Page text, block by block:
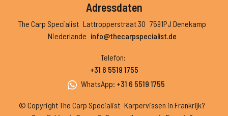
Adressdaten
The Carp Specialist Lattropperstraat 30 7591PJ Denekamp
Niederlande info@thecarpspecialist.de
Telefon:
+31 6 5519 1755
WhatsApp: +31 6 5519 1755
© Copyright The Carp Specialist Karpervissen in Frankrijk?